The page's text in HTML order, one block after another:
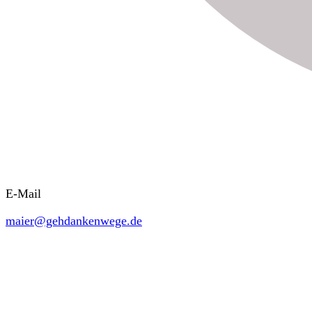
E-Mail
maier@gehdankenwege.de